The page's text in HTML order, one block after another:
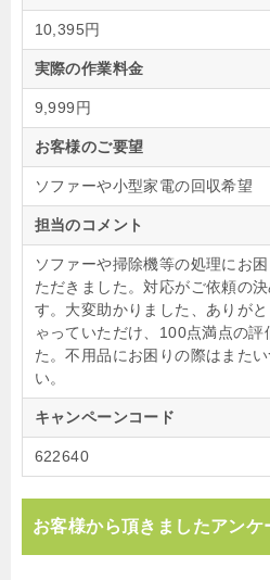
10,395円
実際の作業料金
9,999円
お客様のご要望
ソファーや小型家電の回収希望
担当のコメント
ソファーや掃除機等の処理にお
ただきました。対応がご依頼の
す。大変助かりました、ありが
ゃっていただけ、100点満点の
た。不用品にお困りの際はまた
い。
キャンペーンコード
622640
お客様から頂きましたアンケ